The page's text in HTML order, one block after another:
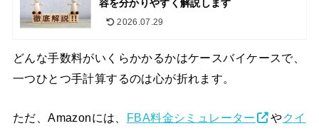
容を分かりやすく解説します
2026.07.29
どんな手数料がいくらかかるかはケースバイケースで、
一つひとつ手計算するのは心が折れます。
ただ、Amazonには、 FBA料金シミュレーター やクイ